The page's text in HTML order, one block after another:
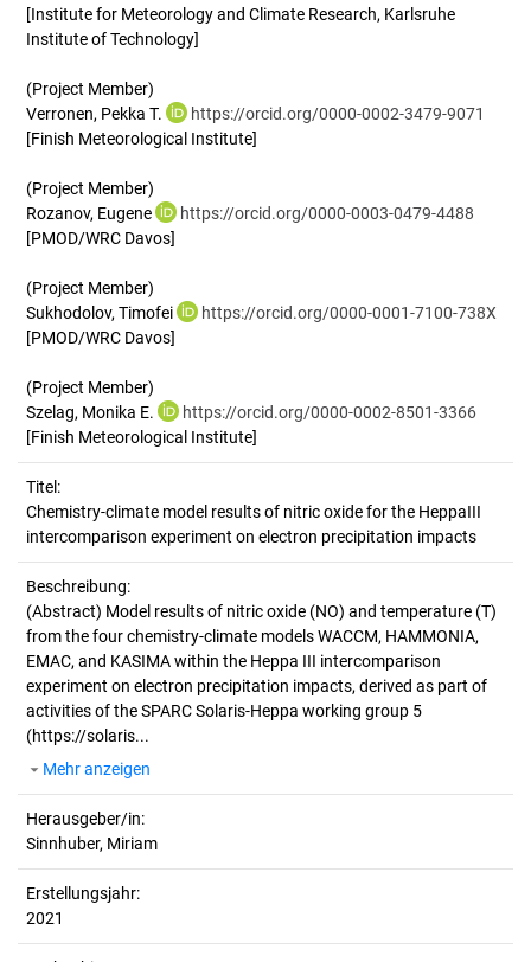
[Institute for Meteorology and Climate Research, Karlsruhe
Institute of Technology]
(Project Member)
Verronen, Pekka T.
https://orcid.org/0000-0002-3479-9071
[Finish Meteorological Institute]
(Project Member)
Rozanov, Eugene
https://orcid.org/0000-0003-0479-4488
[PMOD/WRC Davos]
(Project Member)
Sukhodolov, Timofei
https://orcid.org/0000-0001-7100-738X
[PMOD/WRC Davos]
(Project Member)
Szelag, Monika E.
https://orcid.org/0000-0002-8501-3366
[Finish Meteorological Institute]
Titel:
Chemistry-climate model results of nitric oxide for the HeppaIII
intercomparison experiment on electron precipitation impacts
Beschreibung:
(Abstract) Model results of nitric oxide (NO) and temperature (T)
from the four chemistry-climate models WACCM, HAMMONIA,
EMAC, and KASIMA within the Heppa III intercomparison
experiment on electron precipitation impacts, derived as part of
activities of the SPARC Solaris-Heppa working group 5
(https://solaris...
Mehr anzeigen
Herausgeber/in:
Sinnhuber, Miriam
Erstellungsjahr:
2021